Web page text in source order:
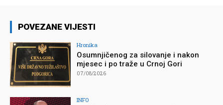
POVEZANE VIJESTI
Hronika
Osumnjičenog za silovanje i nakon
mjesec i po traže u Crnoj Gori
07/08/2026
INFO